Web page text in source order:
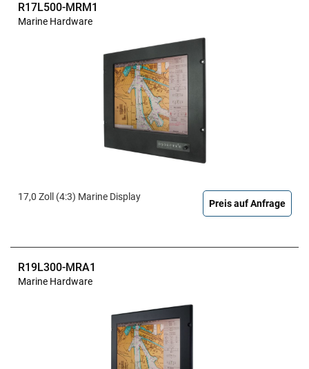
R17L500-MRM1
Marine Hardware
17,0 Zoll (4:3) Marine Display
Preis auf Anfrage
R19L300-MRA1
Marine Hardware